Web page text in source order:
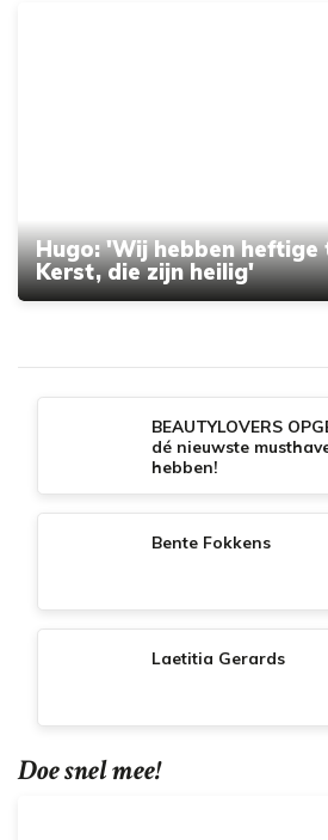
Hugo: 'Wij hebben
Kerst, die zijn heilig'
BEAUTYLOVERS
dé nieuwste
hebben!
Bente Fokkens
Laetitia Gerards
Doe snel mee!